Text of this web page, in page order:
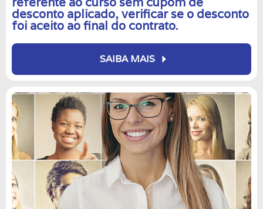
desconto aplicado, verificar se o desconto
foi aceito ao final do contrato.
SAIBA MAIS arrow_right